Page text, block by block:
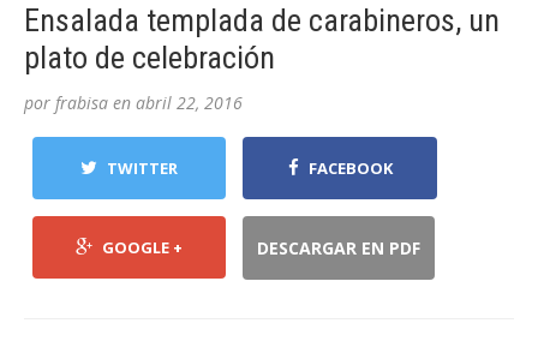
Ensalada templada de carabineros, un
plato de celebración
por frabisa en abril 22, 2016
TWITTER FACEBOOK
GOOGLE + DESCARGAR EN PDF